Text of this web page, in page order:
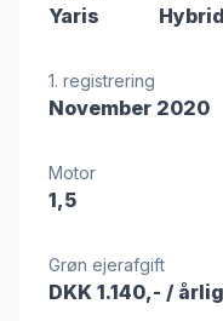
Yaris
1. registrering
November 2020
Motor
1,5
Grøn ejerafgift
DKK 1.140,- /